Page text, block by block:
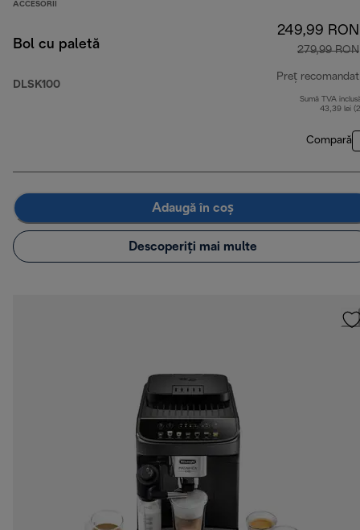
ACCESORII
Bol cu paletă
DLSK100
249,99 RON
279,99 RON
Preț recomandat
Sumă TVA
43,39 lei
Compară
Adaugă în coș
Descoperiți mai multe